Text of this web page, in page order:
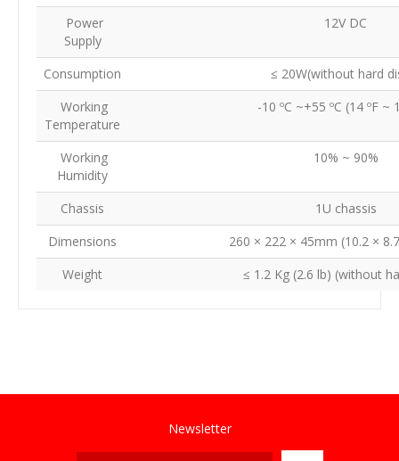
Power
Supply
12V DC
Consumption
≤ 20W(without hard
Working
Temperature
-10 ºC ~+55 ºC (14 ºF ~
Working
Humidity
10% ~ 90%
Chassis
1U chassis
Dimensions
260 × 222 × 45mm (10.2 ×
Weight
≤ 1.2 Kg (2.6 lb) (without
Newsletter